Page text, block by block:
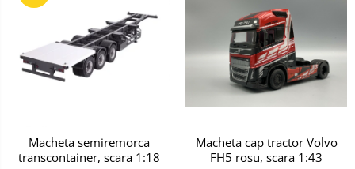
Macheta semiremorca
transcontainer, scara 1:18
Macheta cap tractor Volvo
FH5 rosu, scara 1:43